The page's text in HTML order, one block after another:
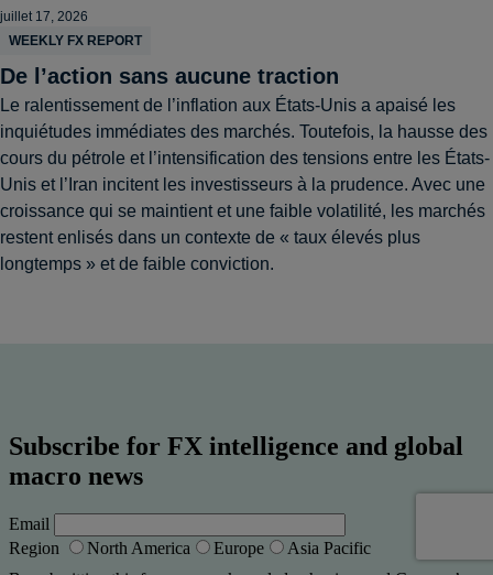
juillet 17, 2026
WEEKLY FX REPORT
De l’action sans aucune traction
Le ralentissement de l’inflation aux États-Unis a apaisé les
inquiétudes immédiates des marchés. Toutefois, la hausse des
cours du pétrole et l’intensification des tensions entre les États-
Unis et l’Iran incitent les investisseurs à la prudence. Avec une
croissance qui se maintient et une faible volatilité, les marchés
restent enlisés dans un contexte de « taux élevés plus
longtemps » et de faible conviction.